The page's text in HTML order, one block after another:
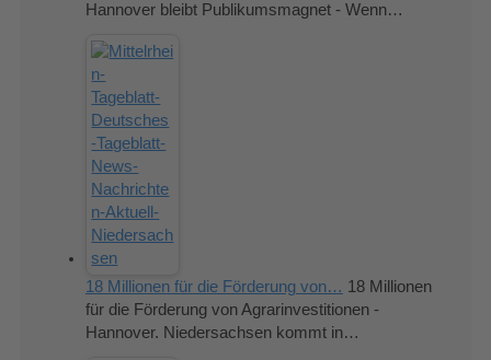
Hannover bleibt Publikumsmagnet - Wenn…
18 Millionen für die Förderung von… 18 Millionen
für die Förderung von Agrarinvestitionen -
Hannover. Niedersachsen kommt in…